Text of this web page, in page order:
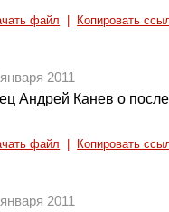
файл Копировать
2011
Андрей Канев о
файл Копировать
2011